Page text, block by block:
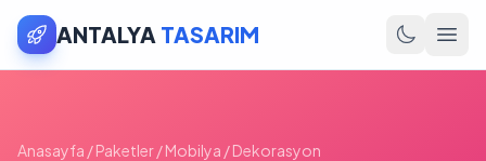
ANTALYA TASARIM
Anasayfa /Paketler/Mobilya / Dekorasyon